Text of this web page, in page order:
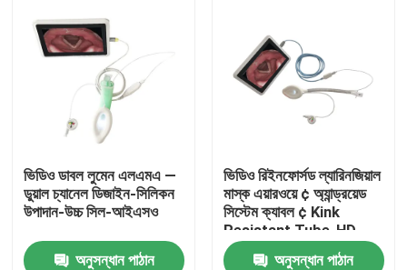
ভিডিও ডাবল লুমেন এলএমএ —
ডুয়াল চ্যানেল ডিজাইন-সিলিকন
উপাদান-উচ্চ সিল-আইএসও
অনুসন্ধান পাঠান
ভিডিও রিইনফোর্সড ল্যারিনজিয়াল
মাস্ক এয়ারওয়ে ¢ অ্যান্ড্রয়েড
সিস্টেম ক্যাবল ¢ Kink
Resistant Tube-HD
Camera-ISO
অনুসন্ধান পাঠান